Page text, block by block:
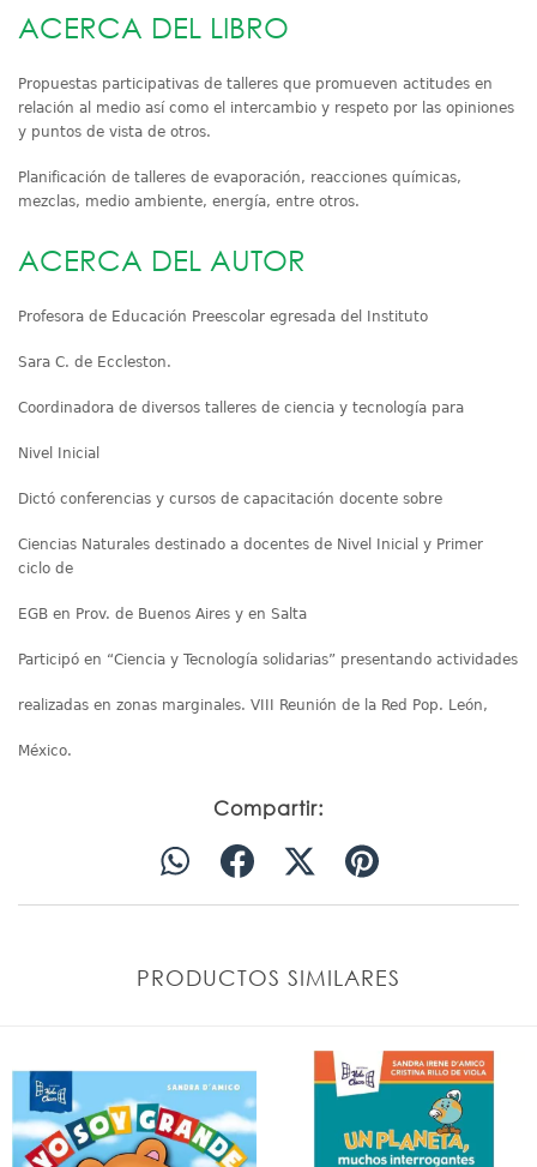
ACERCA DEL LIBRO
Propuestas participativas de talleres que promueven actitudes en
relación al medio así como el intercambio y respeto por las opiniones
y puntos de vista de otros.
Planificación de talleres de evaporación, reacciones químicas,
mezclas, medio ambiente, energía, entre otros.
ACERCA DEL AUTOR
Profesora de Educación Preescolar egresada del Instituto
Sara C. de Eccleston.
Coordinadora de diversos talleres de ciencia y tecnología para
Nivel Inicial
Dictó conferencias y cursos de capacitación docente sobre
Ciencias Naturales destinado a docentes de Nivel Inicial y Primer
ciclo de
EGB en Prov. de Buenos Aires y en Salta
Participó en “Ciencia y Tecnología solidarias” presentando actividades
realizadas en zonas marginales. VIII Reunión de la Red Pop. León,
México.
Compartir:
PRODUCTOS SIMILARES